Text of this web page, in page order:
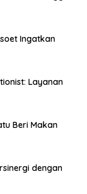
Ingatkan
Layanan
Beri Makan
dengan